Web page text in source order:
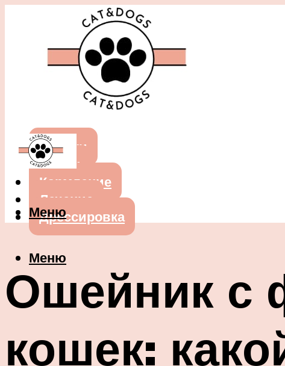
Собаки
Кошки
Кормление
Лечение
Дрессировка
Меню
Меню
Ошейник с
кошек: